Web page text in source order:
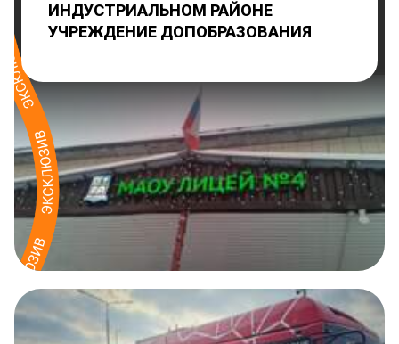
ИНДУСТРИАЛЬНОМ РАЙОНЕ
УЧРЕЖДЕНИЕ ДОПОБРАЗОВАНИЯ